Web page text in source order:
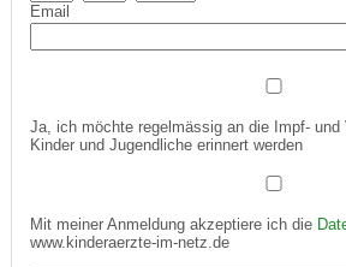
Email
Ja, ich möchte regelmässig an die Impf- und
Kinder und Jugendliche erinnert werden
Mit meiner Anmeldung akzeptiere ich die
www.kinderaerzte-im-netz.de